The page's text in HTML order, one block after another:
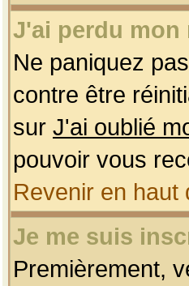
J'ai perdu mon
Ne paniquez
contre être
sur J'ai oublié
pouvoir vous
Revenir en haut
Je me suis
Premièrement,